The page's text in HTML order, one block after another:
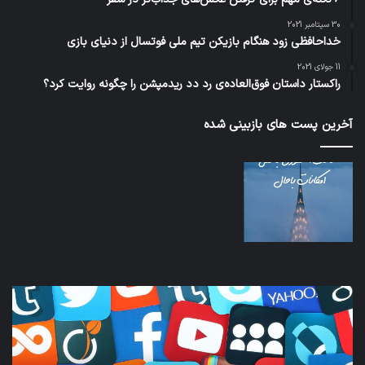
30 سپتامبر 2021
خداحافظی زود هنگام بازیکن تیم ملی فوتسال از دنیای بازی
11 جولای 2021
راکستار داستان فوق‌العاده‌ی رد دد ریدمپشن را چگونه روایت کرد؟
آخرین پست های بازبینی شده
کدام
برنامه‌های
پیام‌رسان
اطلاعات